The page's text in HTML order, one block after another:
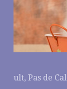
ult, Pas de